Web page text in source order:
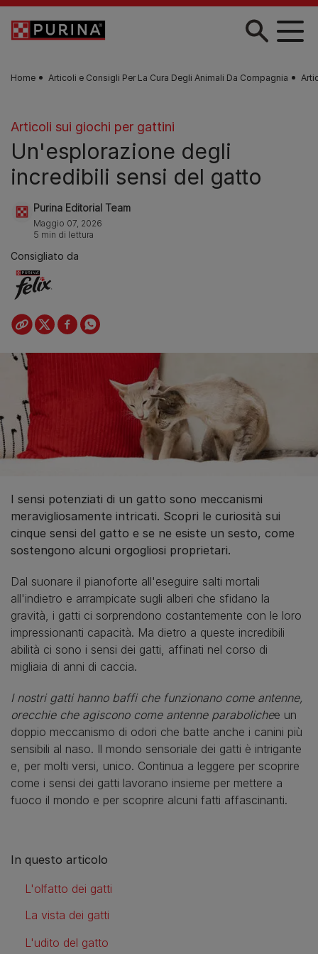
Skip to main content
Home Articoli e Consigli Per La Cura Degli Animali Da Compagnia
Articoli sui giochi per gattini
Un'esplorazione degli
incredibili sensi del gatto
Purina Editorial Team
Maggio 07, 2026
5 min di lettura
Consigliato da
I sensi potenziati di un gatto sono meccanismi
meravigliosamente intricati. Scopri le curiosità sui
cinque sensi del gatto e se ne esiste un sesto, come
sostengono alcuni orgogliosi proprietari.
Dal suonare il pianoforte all'eseguire salti mortali
all'indietro e arrampicate sugli alberi che sfidano la
gravità, i gatti ci sorprendono costantemente con le loro
impressionanti capacità. Ma dietro a queste incredibili
abilità ci sono i sensi dei gatti, affinati nel corso di
migliaia di anni di caccia.
I nostri gatti hanno baffi che funzionano come antenne,
orecchie che agiscono come antenne parabolichee un
doppio meccanismo di odori che batte anche i canini più
sensibili al naso. Il mondo sensoriale dei gatti è intrigante
e, per molti versi, unico. Continua a leggere per scoprire
come i sensi dei gatti lavorano insieme per mettere a
fuoco il mondo e per scoprire alcuni fatti affascinanti.
In questo articolo
L'olfatto dei gatti
La vista dei gatti
L'udito del gatto